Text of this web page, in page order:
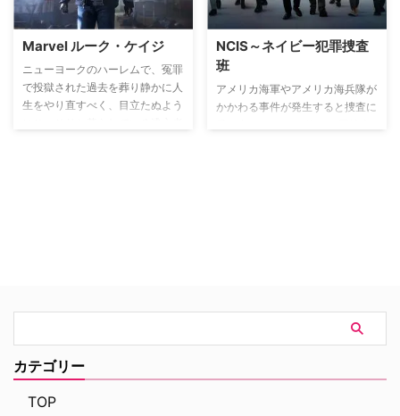
突き止めるため、心理戦や話術、
そして緻密な計画操作を立て二人
は日々奮闘する。マイク・ローガ
ンやザック・ニコルズ、ダニー・
ロス、メーガン・ウィラーら仲間
とも協力し、一筋縄では解決でき
そうにない犯罪の奥まで捜査のメ
スを入れていく。
Marvel ルーク・ケイジ
ニューヨークのハーレムで、冤罪
で投獄された過去を葬り静かに人
生をやり直すべく、目立たぬよう
NCIS～ネイビー犯罪捜査
班
アメリカ海軍やアメリカ海兵隊が
かかわる事件が発生すると捜査に
リー・ペレット）らで構成され、
カテゴリー
TOP